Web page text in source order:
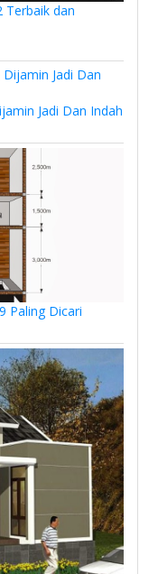
Terbaik dan
Jadi Dan Indah
Paling Dicari